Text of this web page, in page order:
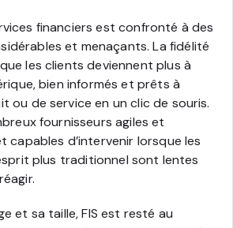
financiers est confronté à des
et menaçants. La fidélité
les clients deviennent plus à
bien informés et prêts à
ou de service en un clic de souris.
fournisseurs agiles et
capables d’intervenir lorsque les
plus traditionnel sont lentes
et sa taille, FIS est resté au